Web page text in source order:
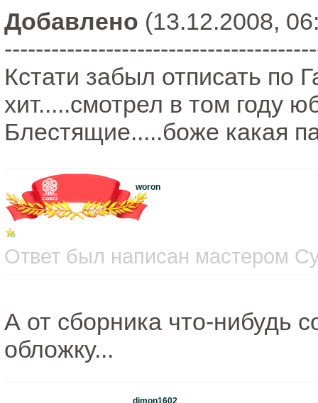
Добавлено (13.12.2008,
Кстати забыл отписать
хит.....смотрел в том году
Блестящие.....боже какая
woron
Ответ был написан мастером
А от сборника что-нибудь
обложку...
dimon1602